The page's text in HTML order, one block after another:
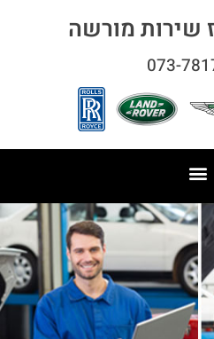
שירות מורשה
073-